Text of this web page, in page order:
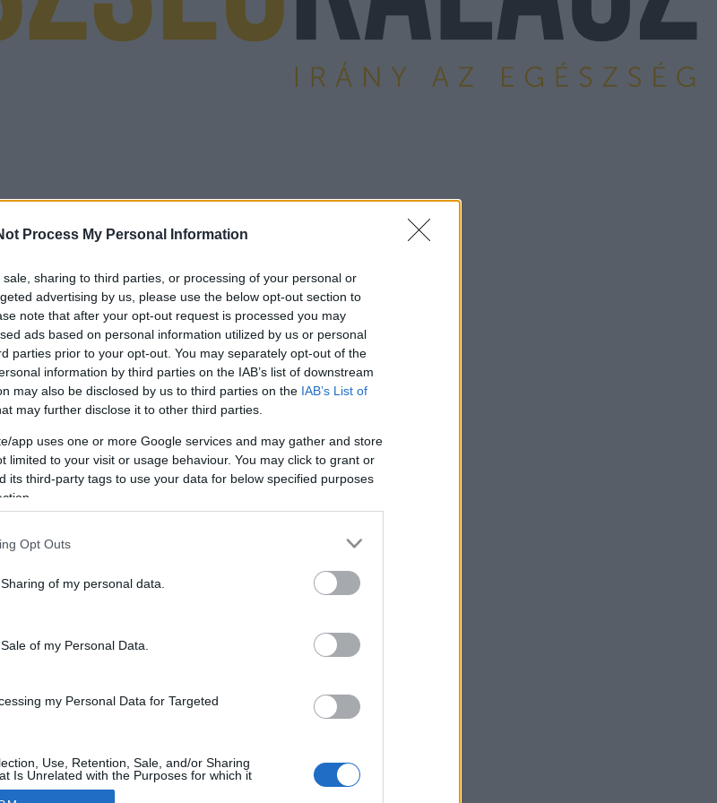
Process My Personal Information
sharing to third parties, or processing of your personal or
advertising by us, please use the below opt-out section to
note that after your opt-out request is processed you may
ads based on personal information utilized by us or personal
parties prior to your opt-out. You may separately opt-out of the
information by third parties on the IAB’s list of downstream
may also be disclosed by us to third parties on the IAB’s List of
may further disclose it to other third parties.
app uses one or more Google services and may gather and store
limited to your visit or usage behaviour. You may click to grant or
its third-party tags to use your data for below specified purposes
Opt Outs
of my personal data.
of my Personal Data.
my Personal Data for Targeted
Use, Retention, Sale, and/or Sharing
Is Unrelated with the Purposes for which it